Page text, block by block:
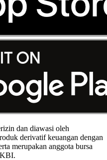
dan diawasi oleh
derivatif keuangan dengan
merupakan anggota bursa